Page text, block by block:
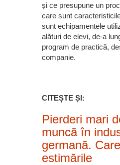
și ce presupune un
care sunt
sunt echipamentele
alături de elevi, de-a
program de practică,
companie.
CITEȘTE ȘI:
Pierderi mari
muncă în
germană.
estimările